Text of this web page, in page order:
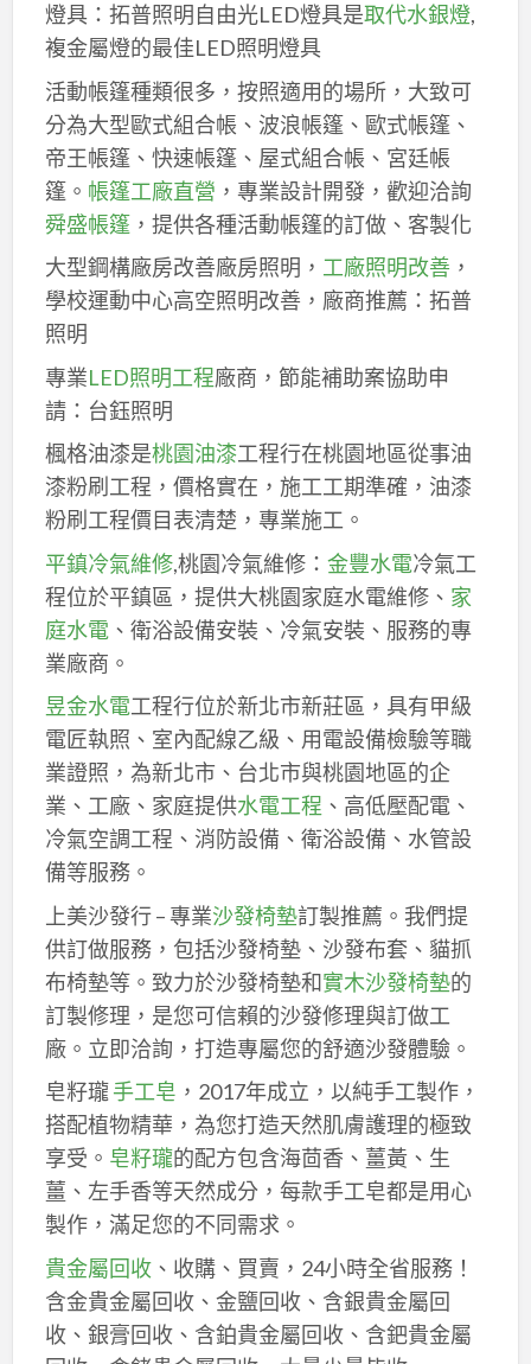
燈具：拓普照明自由光LED燈具是取代水銀燈,
複金屬燈的最佳LED照明燈具
活動帳篷種類很多，按照適用的場所，大致可
分為大型歐式組合帳、波浪帳篷、歐式帳篷、
帝王帳篷、快速帳篷、屋式組合帳、宮廷帳
篷。 帳篷工廠直營 ，專業設計開發，歡迎洽詢
舜盛帳篷，提供各種活動帳篷的訂做、客製化
大型鋼構廠房改善廠房照明， 工廠照明改善，
學校運動中心高空照明改善，廠商推薦：拓普
照明
專業LED照明工程廠商，節能補助案協助申
請：台鈺照明
楓格油漆是桃園油漆工程行在桃園地區從事油
漆粉刷工程，價格實在，施工工期準確，油漆
粉刷工程價目表清楚，專業施工。
平鎮冷氣維修,桃園冷氣維修： 金豐水電冷氣工
程位於平鎮區，提供大桃園家庭水電維修、 家
庭水電、衛浴設備安裝、冷氣安裝、服務的專
業廠商。
昱金水電工程行位於新北市新莊區，具有甲級
電匠執照、室內配線乙級、用電設備檢驗等職
業證照，為新北市、台北市與桃園地區的企
業、工廠、家庭提供水電工程 、高低壓配電、
冷氣空調工程、消防設備、衛浴設備、水管設
備等服務。
上美沙發行 – 專業沙發椅墊訂製推薦。我們提
供訂做服務，包括沙發椅墊、沙發布套、貓抓
布椅墊等。致力於沙發椅墊和實木沙發椅墊的
訂製修理，是您可信賴的沙發修理與訂做工
廠。立即洽詢，打造專屬您的舒適沙發體驗。
皂籽瓏手工皂 ，2017年成立，以純手工製作，
搭配植物精華，為您打造天然肌膚護理的極致
享受。 皂籽瓏的配方包含海茴香、薑黃、生
薑、左手香等天然成分，每款手工皂都是用心
製作，滿足您的不同需求。
貴金屬回收、收購、買賣，24小時全省服務！
含金貴金屬回收、金鹽回收、含銀貴金屬回
收、銀膏回收、含鉑貴金屬回收、含鈀貴金屬